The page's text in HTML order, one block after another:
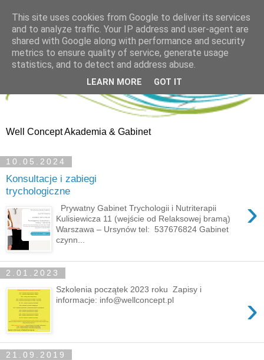
Well Concept Akademia & Gabinet
10.05.2024
Konsultacje i zabiegi
trychologiczne
›
Prywatny Gabinet Trychologii i Nutriterapii
Kulisiewicza 11 (wejście od Relaksowej bramą)
Warszawa – Ursynów tel: 537676824 Gabinet
czynn...
2.01.2023
›
Szkolenia początek 2023 roku Zapisy i
informacje: info@wellconcept.pl
21.09.2019
This site uses cookies from Google to deliver its services
and to analyze traffic. Your IP address and user-agent are
shared with Google along with performance and security
metrics to ensure quality of service, generate usage
statistics, and to detect and address abuse.
LEARN MORE GOT IT